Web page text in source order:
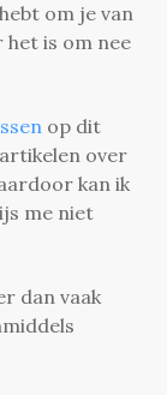
om je van
het is om nee
op dit
over
kan ik
me niet
dan vaak